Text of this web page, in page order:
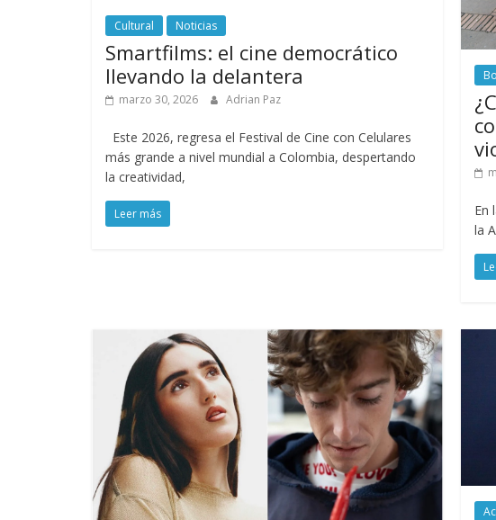
Cultural Noticias
Smartfilms: el cine democrático
llevando la delantera
marzo 30, 2026 Adrian Paz
Este 2026, regresa el Festival de Cine con Celulares
más grande a nivel mundial a Colombia, despertando
la creatividad,
Leer más
En
la